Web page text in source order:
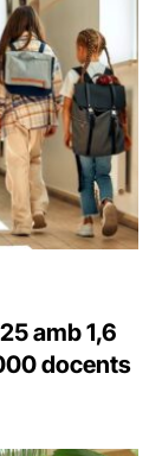
amb 1,6
docents